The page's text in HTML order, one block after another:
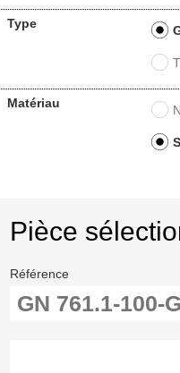
Type
Matériau
Pièce
Référence